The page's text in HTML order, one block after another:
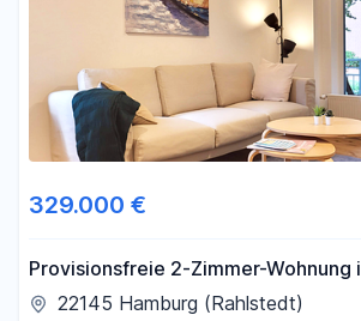
329.000 €
Provisionsfreie 2-Zimmer-Wohnung
Meiendorf | Eigennutzung oder
22145 Hamburg (Rahlstedt)